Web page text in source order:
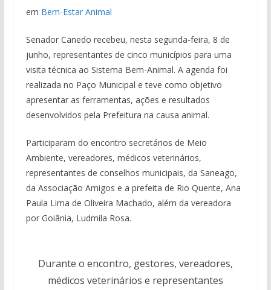
em Bem-Estar Animal
Senador Canedo recebeu, nesta segunda-feira, 8 de
junho, representantes de cinco municípios para uma
visita técnica ao Sistema Bem-Animal. A agenda foi
realizada no Paço Municipal e teve como objetivo
apresentar as ferramentas, ações e resultados
desenvolvidos pela Prefeitura na causa animal.
Participaram do encontro secretários de Meio
Ambiente, vereadores, médicos veterinários,
representantes de conselhos municipais, da Saneago,
da Associação Amigos e a prefeita de Rio Quente, Ana
Paula Lima de Oliveira Machado, além da vereadora
por Goiânia, Ludmila Rosa.
Durante o encontro, gestores, vereadores,
médicos veterinários e representantes